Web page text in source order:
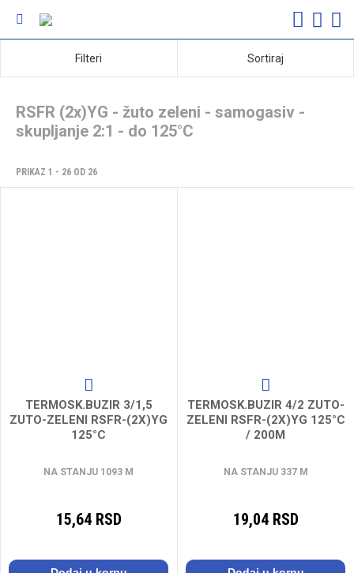
Filteri Sortiraj
RSFR (2x)YG - žuto zeleni - samogasiv -
skupljanje 2:1 - do 125°C
PRIKAZ 1 - 26 OD 26
TERMOSK.BUZIR 3/1,5
ZUTO-ZELENI RSFR-(2X)YG
125°C
NA STANJU 1093 M
15,64 RSD
TERMOSK.BUZIR 4/2 ZUTO-
ZELENI RSFR-(2X)YG 125°C
/ 200M
NA STANJU 337 M
19,04 RSD